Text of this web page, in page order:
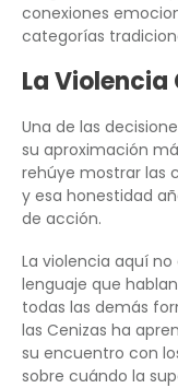
conexiones
categorías
La Violencia
Una de las
su aproximación
rehúye mostrar las
y esa honestidad
de acción.
La violencia aquí
lenguaje que
todas las demás
las Cenizas ha
su encuentro con
sobre cuándo la